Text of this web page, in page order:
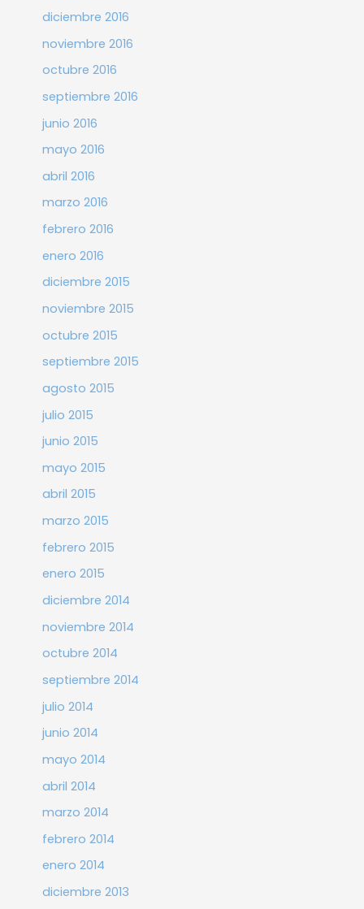
diciembre 2016
noviembre 2016
octubre 2016
septiembre 2016
junio 2016
mayo 2016
abril 2016
marzo 2016
febrero 2016
enero 2016
diciembre 2015
noviembre 2015
octubre 2015
septiembre 2015
agosto 2015
julio 2015
junio 2015
mayo 2015
abril 2015
marzo 2015
febrero 2015
enero 2015
diciembre 2014
noviembre 2014
octubre 2014
septiembre 2014
julio 2014
junio 2014
mayo 2014
abril 2014
marzo 2014
febrero 2014
enero 2014
diciembre 2013